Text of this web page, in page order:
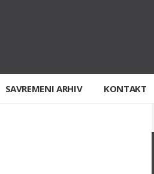
SAVREMENI ARHIV KONTAKT